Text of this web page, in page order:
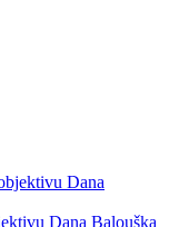
Dana Balouška